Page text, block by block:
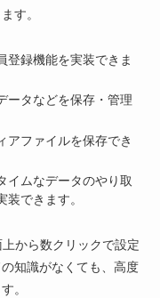
す。
登録機能を実装できま
ータなどを保存・管理
アファイルを保存でき
イムなデータのやり取
できます。
から数クリックで設定
知識がなくても、高度
。